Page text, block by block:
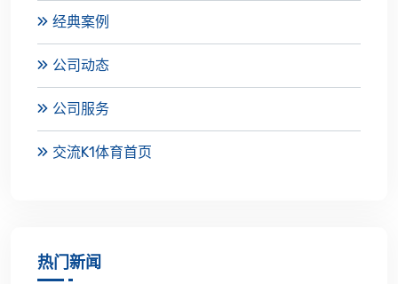
经典案例
公司动态
公司服务
交流K1体育首页
热门新闻